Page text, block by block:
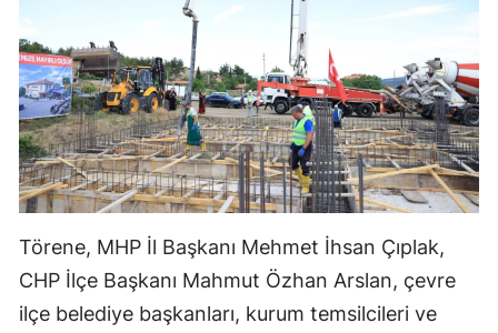
Sivas
Tekirdağ
Tokat
Trabzon
Tunceli
Şanlıurfa
Törene, MHP İl Başkanı Mehmet İhsan Çıplak,
CHP İlçe Başkanı Mahmut Özhan Arslan, çevre
ilçe belediye başkanları, kurum temsilcileri ve